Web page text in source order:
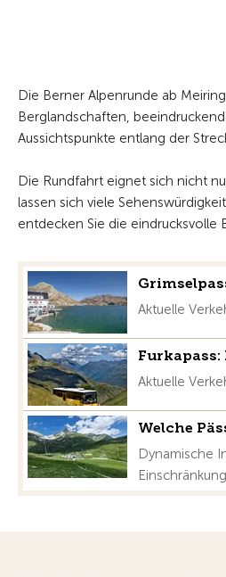
Die Berner Alpenrunde ab
Berglandschaften,
Aussichtspunkte entlang der
Die Rundfahrt eignet sich nicht
lassen sich viele
entdecken Sie die eindrucksvolle
Aktuelle
Aktuelle
Welche
Dynamische